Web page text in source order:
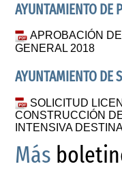
AYUNTAMIENTO DE
APROBACIÓN
GENERAL 2018
AYUNTAMIENTO DE
SOLICITUD
CONSTRUCCIÓN
INTENSIVA
Más